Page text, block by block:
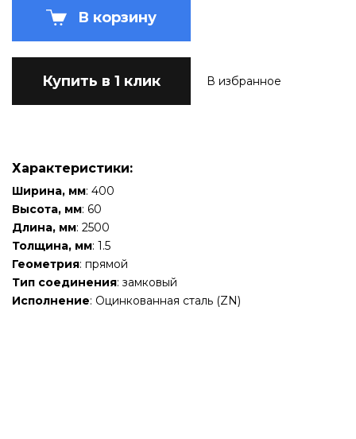
В корзину
Купить в 1 клик В избранное
Характеристики:
Ширина, мм: 400
Высота, мм: 60
Длина, мм: 2500
Толщина, мм: 1.5
Геометрия: прямой
Тип соединения: замковый
Исполнение: Оцинкованная сталь (ZN)